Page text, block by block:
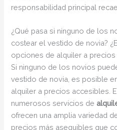
responsabilidad principal
¿Qué pasa si ninguno de los
costear el vestido de novia?
opciones de alquiler a precios
Si ninguno de los novios
vestido de novia, es posible
alquiler a precios accesibles.
numerosos servicios de
ofrecen una amplia variedad
precios más asequibles que